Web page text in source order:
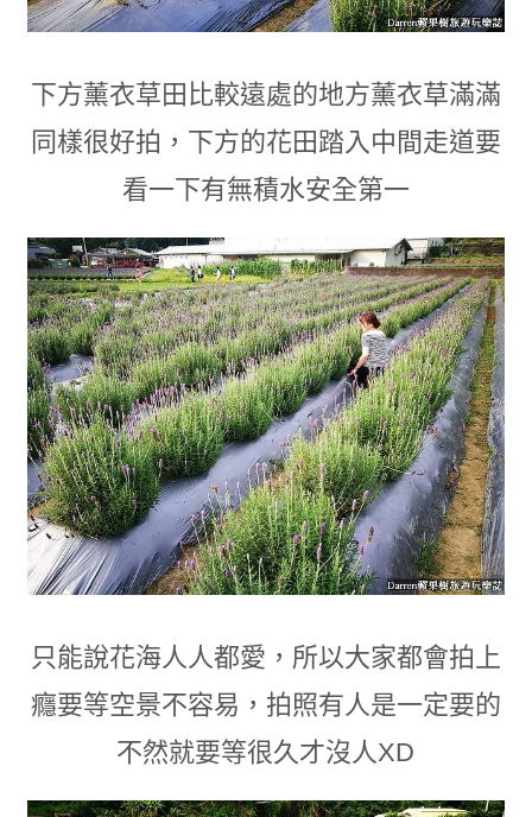
下方薰衣草田比較遠處的地方薰衣草滿滿
同樣很好拍 ，下方的花田踏入中間走道要
看一下有無積水安全第一
只能說花海人人都愛 ， 所以大家都會拍上
癮要等空景不容易 ， 拍照有人是一定要的
不然就要等很久才沒人XD